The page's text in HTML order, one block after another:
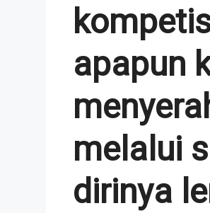
apapun
melalui
dirinya